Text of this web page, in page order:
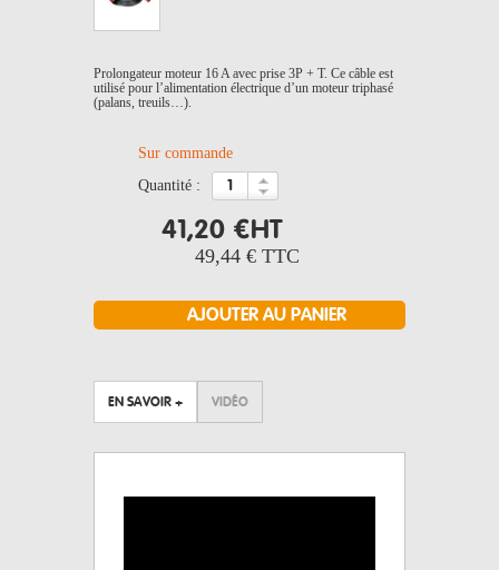
Prolongateur moteur 16 A avec prise 3P + T. Ce câble est
utilisé pour l’alimentation électrique d’un moteur triphasé
(palans, treuils…).
Sur commande
quantité :
41,20 €HT
49,44 € TTC
EN SAVOIR + VIDÉO